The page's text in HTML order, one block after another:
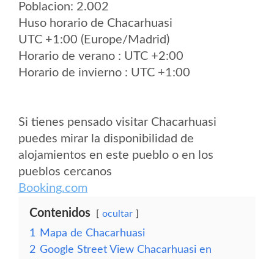
Poblacion: 2.002
Huso horario de Chacarhuasi
UTC +1:00 (Europe/Madrid)
Horario de verano : UTC +2:00
Horario de invierno : UTC +1:00
Si tienes pensado visitar Chacarhuasi
puedes mirar la disponibilidad de
alojamientos en este pueblo o en los
pueblos cercanos
Booking.com
Contenidos ocultar
1
Mapa de Chacarhuasi
2 Google Street View Chacarhuasi en